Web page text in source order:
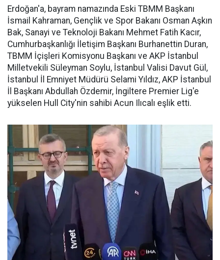
Erdoğan'a, bayram namazında Eski TBMM Başkanı
İsmail Kahraman, Gençlik ve Spor Bakanı Osman Aşkın
Bak, Sanayi ve Teknoloji Bakanı Mehmet Fatih Kacır,
Cumhurbaşkanlığı İletişim Başkanı Burhanettin Duran,
TBMM İçişleri Komisyonu Başkanı ve AKP İstanbul
Milletvekili Süleyman Soylu, İstanbul Valisi Davut Gül,
İstanbul İl Emniyet Müdürü Selami Yıldız, AKP İstanbul
İl Başkanı Abdullah Özdemir, İngiltere Premier Lig'e
yükselen Hull City'nin sahibi Acun Ilıcalı eşlik etti.